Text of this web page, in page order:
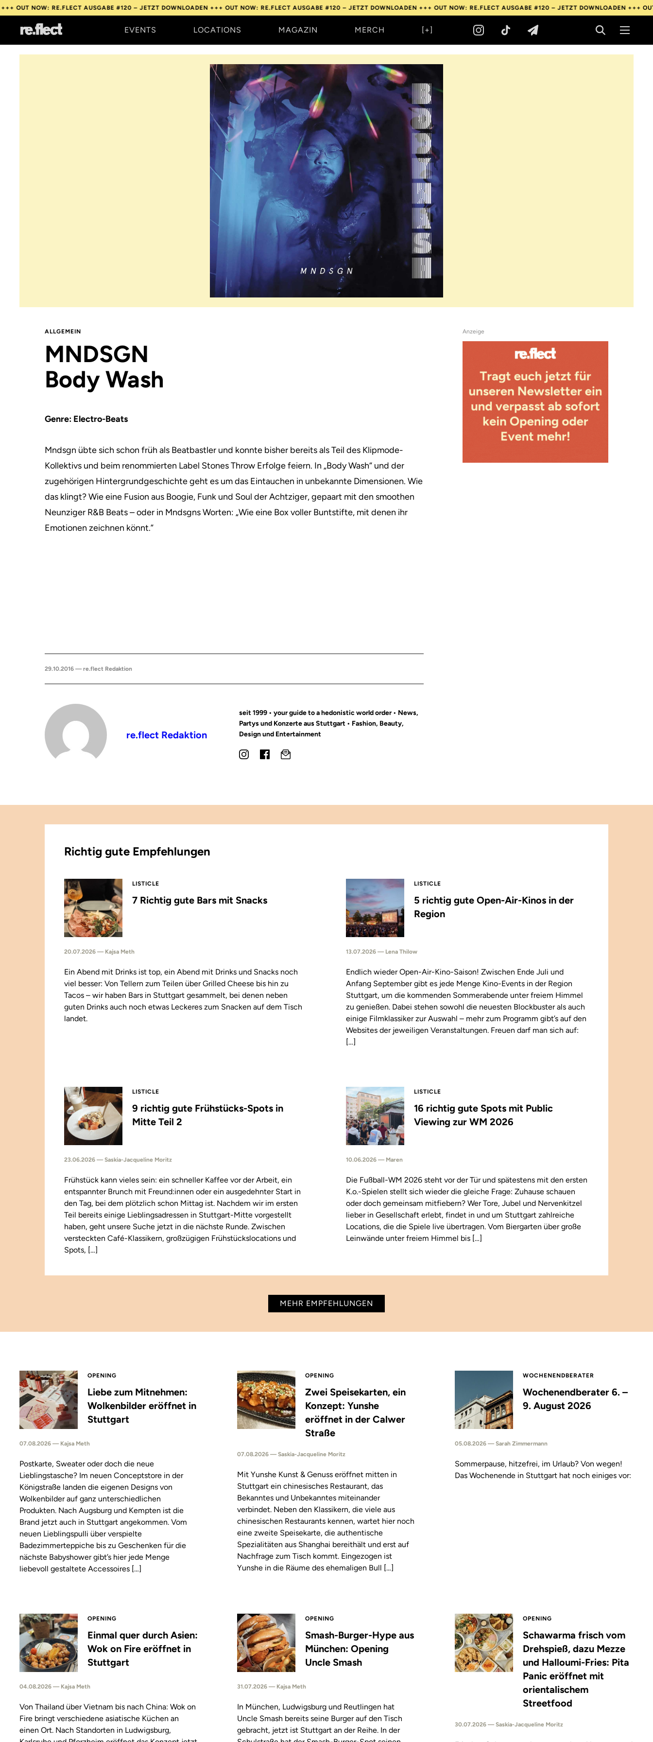
RE.FLECT AUSGABE #120 – JETZT DOWNLOADEN +++OUT NOW: RE.FLECT AUSGABE #120 – JETZT DOWNLOADEN +++OUT NOW: RE.FLECT AUSGABE #120 – JETZT DOWNLOADEN +++OUT NOW:
EVENTS LOCATIONS MAGAZIN MERCH [+]
ALLGEMEIN
MNDSGN
Body Wash
Genre: Electro-Beats
Mndsgn übte sich schon früh als Beatbastler und konnte bisher bereits als Teil des Klipmode-
Kollektivs und beim renommierten Label Stones Throw Erfolge feiern. In „Body Wash“ und der
zugehörigen Hintergrundgeschichte geht es um das Eintauchen in unbekannte Dimensionen. Wie
das klingt? Wie eine Fusion aus Boogie, Funk und Soul der Achtziger, gepaart mit den smoothen
Neunziger R&B Beats – oder in Mndsgns Worten: „Wie eine Box voller Buntstifte, mit denen ihr
Emotionen zeichnen könnt.”
29.10.2016 — re.flect Redaktion
re.flect Redaktion
seit 1999 • your guide to a hedonistic world order • News,
Partys und Konzerte aus Stuttgart • Fashion, Beauty,
Design und Entertainment
Anzeige
Richtig gute Empfehlungen
LISTICLE
7 Richtig gute Bars mit Snacks
20.07.2026 — Kajsa Meth
Ein Abend mit Drinks ist top, ein Abend mit Drinks und Snacks noch
viel besser: Von Tellern zum Teilen über Grilled Cheese bis hin zu
Tacos – wir haben Bars in Stuttgart gesammelt, bei denen neben
guten Drinks auch noch etwas Leckeres zum Snacken auf dem Tisch
landet.
LISTICLE
5 richtig gute Open-Air-Kinos in der
Region
13.07.2026 — Lena Thilow
Endlich wieder Open-Air-Kino-Saison! Zwischen Ende Juli und
Anfang September gibt es jede Menge Kino-Events in der Region
Stuttgart, um die kommenden Sommerabende unter freiem Himmel
zu genießen. Dabei stehen sowohl die neuesten Blockbuster als auch
einige Filmklassiker zur Auswahl – mehr zum Programm gibt’s auf den
Websites der jeweiligen Veranstaltungen. Freuen darf man sich auf:
[…]
LISTICLE
9 richtig gute Frühstücks-Spots in
Mitte Teil 2
23.06.2026 — Saskia-Jacqueline Moritz
Frühstück kann vieles sein: ein schneller Kaffee vor der Arbeit, ein
entspannter Brunch mit Freund:innen oder ein ausgedehnter Start in
den Tag, bei dem plötzlich schon Mittag ist. Nachdem wir im ersten
Teil bereits einige Lieblingsadressen in Stuttgart-Mitte vorgestellt
haben, geht unsere Suche jetzt in die nächste Runde. Zwischen
versteckten Café-Klassikern, großzügigen Frühstückslocations und
Spots, […]
LISTICLE
16 richtig gute Spots mit Public
Viewing zur WM 2026
10.06.2026 — Maren
Die Fußball-WM 2026 steht vor der Tür und spätestens mit den ersten
K.o.-Spielen stellt sich wieder die gleiche Frage: Zuhause schauen
oder doch gemeinsam mitfiebern? Wer Tore, Jubel und Nervenkitzel
lieber in Gesellschaft erlebt, findet in und um Stuttgart zahlreiche
Locations, die die Spiele live übertragen. Vom Biergarten über große
Leinwände unter freiem Himmel bis […]
MEHR EMPFEHLUNGEN
OPENING
Liebe zum Mitnehmen:
Wolkenbilder eröffnet in
Stuttgart
07.08.2026 — Kajsa Meth
Postkarte, Sweater oder doch die neue
Lieblingstasche? Im neuen Conceptstore in der
Königstraße landen die eigenen Designs von
Wolkenbilder auf ganz unterschiedlichen
Produkten. Nach Augsburg und Kempten ist die
Brand jetzt auch in Stuttgart angekommen. Vom
neuen Lieblingspulli über verspielte
Badezimmerteppiche bis zu Geschenken für die
nächste Babyshower gibt’s hier jede Menge
liebevoll gestaltete Accessoires […]
OPENING
Zwei Speisekarten, ein
Konzept: Yunshe
eröffnet in der Calwer
Straße
07.08.2026 — Saskia-Jacqueline Moritz
Mit Yunshe Kunst & Genuss eröffnet mitten in
Stuttgart ein chinesisches Restaurant, das
Bekanntes und Unbekanntes miteinander
verbindet. Neben den Klassikern, die viele aus
chinesischen Restaurants kennen, wartet hier noch
eine zweite Speisekarte, die authentische
Spezialitäten aus Shanghai bereithält und erst auf
Nachfrage zum Tisch kommt. Eingezogen ist
Yunshe in die Räume des ehemaligen Bull […]
WOCHENENDBERATER
Wochenendberater 6. –
9. August 2026
05.08.2026 — Sarah Zimmermann
Sommerpause, hitzefrei, im Urlaub? Von wegen!
Das Wochenende in Stuttgart hat noch einiges vor:
OPENING
Einmal quer durch Asien:
Wok on Fire eröffnet in
Stuttgart
04.08.2026 — Kajsa Meth
Von Thailand über Vietnam bis nach China: Wok on
Fire bringt verschiedene asiatische Küchen an
einen Ort. Nach Standorten in Ludwigsburg,
OPENING
Smash-Burger-Hype aus
München: Opening
Uncle Smash
31.07.2026 — Kajsa Meth
In München, Ludwigsburg und Reutlingen hat
Uncle Smash bereits seine Burger auf den Tisch
gebracht, jetzt ist Stuttgart an der Reihe. In der
OPENING
Schawarma frisch vom
Drehspieß, dazu Mezze
und Halloumi-Fries: Pita
Panic eröffnet mit
orientalischem
Streetfood
30.07.2026 — Saskia-Jacqueline Moritz